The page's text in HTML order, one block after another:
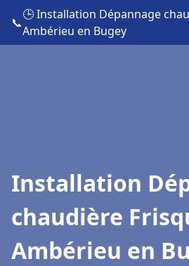
📞
🕒 Installation Dépannage
Ambérieu en Bugey
Installation
chaudière
Ambérieu en